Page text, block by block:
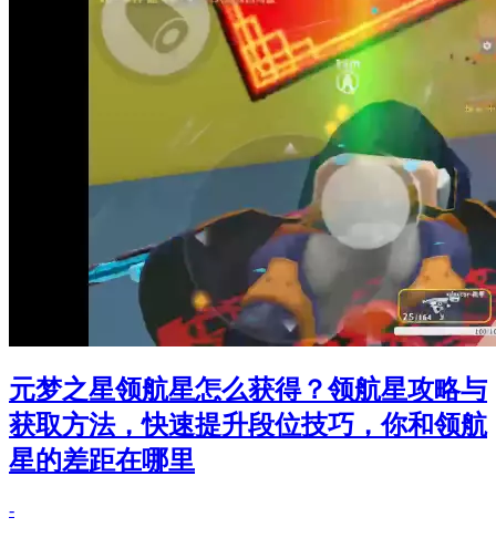
元梦之星领航星怎么获得？领航星攻略与
获取方法，快速提升段位技巧，你和领航
星的差距在哪里
-